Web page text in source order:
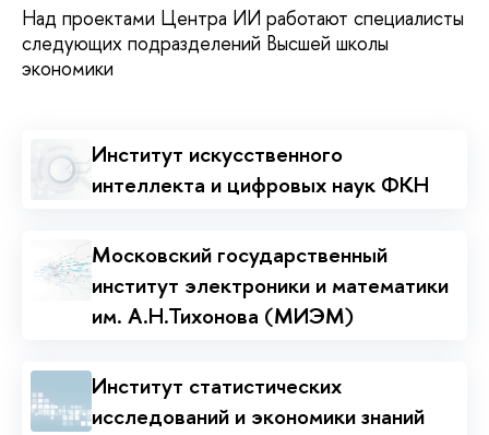
Над проектами Центра ИИ работают специалисты
следующих подразделений Высшей школы
экономики
Институт искусственного
интеллекта и цифровых наук ФКН
Московский государственный
институт электроники и математики
им. А.Н.Тихонова (МИЭМ)
Институт статистических
исследований и экономики знаний